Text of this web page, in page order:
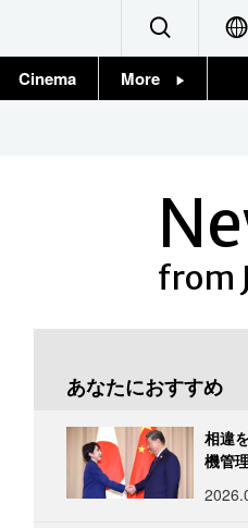
Cinema More
from
あなたにおすすめ
相違
機管